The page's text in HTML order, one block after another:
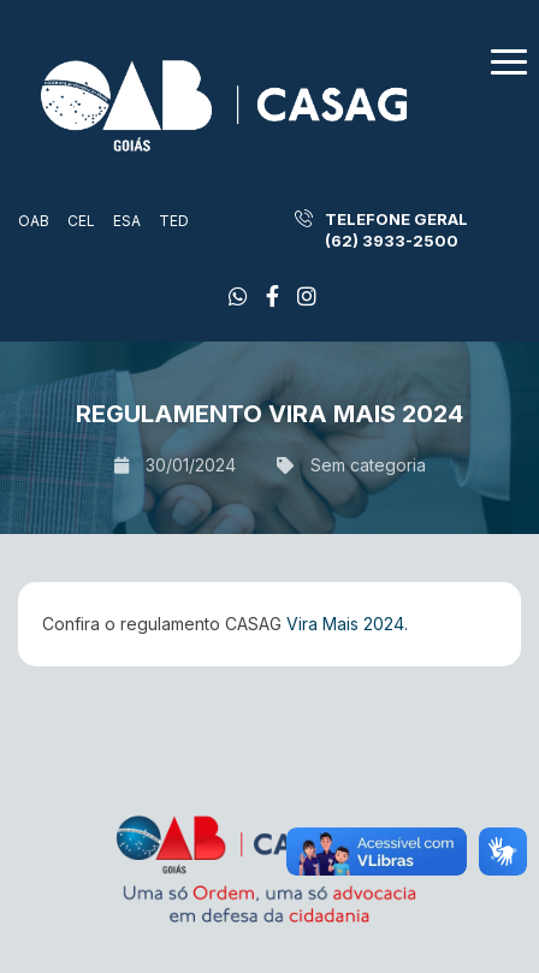
OAB CEL ESA TED
TELEFONE GERAL
(62) 3933-2500
REGULAMENTO VIRA MAIS 2024
30/01/2024 Sem categoria
Confira o regulamento CASAG Vira Mais 2024.